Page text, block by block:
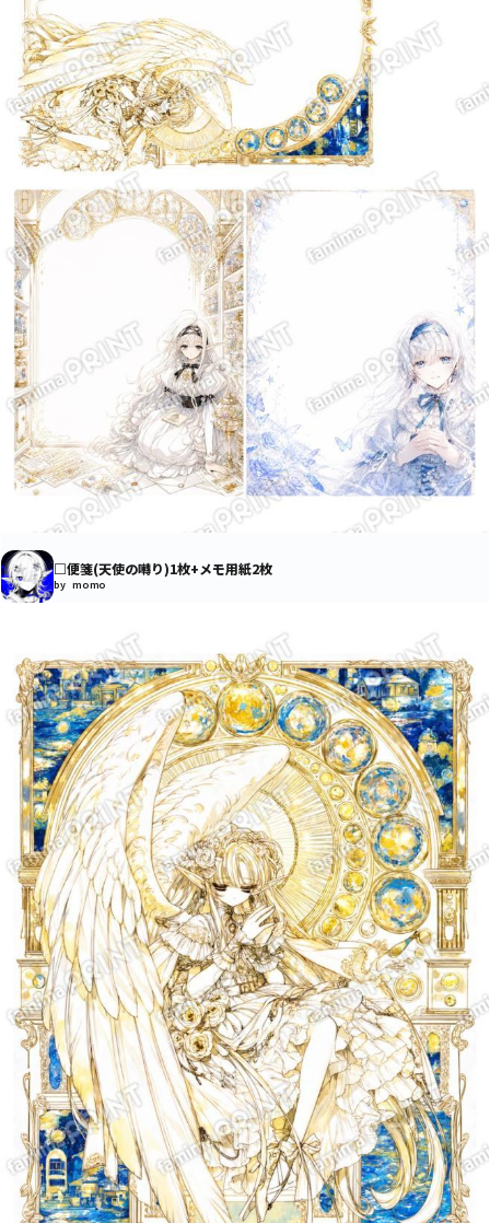
□便箋(天使の囀り)1枚+メモ用紙2枚
by momo